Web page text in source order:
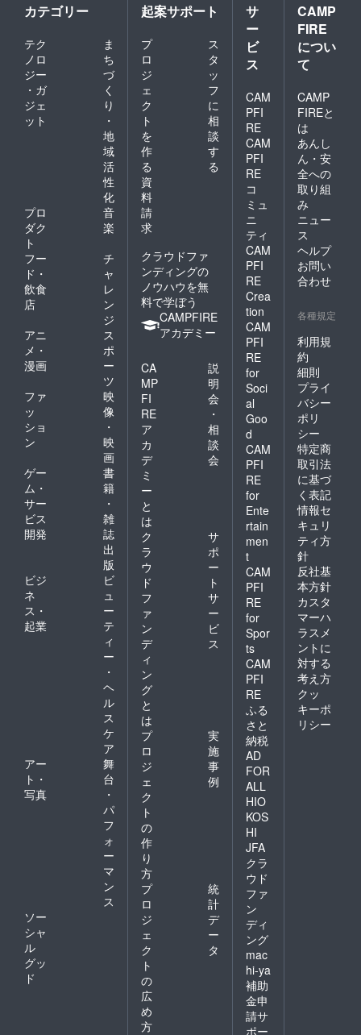
カテゴリー
テク
ノロ
ジー
・ガ
ジェ
ット
ま
ち
づ
く
り
・
地
域
活
性
化
プロ
ダク
ト
音
楽
フー
ド・
飲食
店
チ
ャ
レ
ン
ジ
アニ
メ・
漫画
ス
ポ
ー
ツ
ファ
ッ
ショ
ン
映
像
・
映
画
ゲー
ム・
サー
ビス
開発
書
籍
・
雑
誌
出
版
ビジ
ネ
ス・
起業
ビ
ュ
ー
テ
ィ
ー
・
ヘ
ル
ス
ケ
ア
アー
ト・
写真
舞
台
・
パ
フ
ォ
ー
マ
ン
ス
ソー
シャ
ル
グッ
ド
起案サポート
プ
ロ
ジ
ェ
ク
ト
を
作
る
ス
タ
ッ
フ
に
相
談
す
る
資
料
請
求
クラウドファ
ンディングの
ノウハウを無
料で学ぼう
CAMPFIRE
アカデミー
CA
MP
FI
RE
ア
カ
デ
ミ
ー
と
は
説
明
会
・
相
談
会
ク
ラ
ウ
ド
フ
ァ
ン
デ
ィ
ン
グ
と
は
サ
ポ
ー
ト
サ
ー
ビ
ス
プ
ロ
ジ
ェ
ク
ト
の
作
り
方
実
施
事
例
プ
ロ
ジ
ェ
ク
ト
の
広
め
方
統
計
デ
ー
タ
サ
ー
ビ
ス
CAM
PFI
RE
CAM
PFI
RE
コ
ミュ
ニ
ティ
CAM
PFI
RE
Crea
tion
CAM
PFI
RE
for
Soci
al
Goo
d
CAM
PFI
RE
for
Ente
rtain
men
t
CAM
PFI
RE
for
Spor
ts
CAM
PFI
RE
ふる
さと
納税
AD
FOR
ALL
HIO
KOS
HI
JFA
クラ
ウド
ファ
ン
ディ
ング
mac
hi-ya
補助
金申
請サ
ポー
CAMP
FIRE
につい
て
CAMP
FIREと
は
あんし
ん・安
全への
取り組
み
ニュー
ス
ヘルプ
お問い
合わせ
各種規定
利用規
約
細則
プライ
バシー
ポリ
シー
特定商
取引法
に基づ
く表記
情報セ
キュリ
ティ方
針
反社基
本方針
カスタ
マーハ
ラスメ
ントに
対する
考え方
クッ
キーポ
リシー